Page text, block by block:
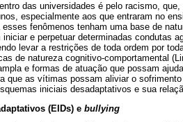
das universidades é pelo racismo,
especialmente aos que entraram no
fenômenos tenham uma base de
iniciar e perpetuar determinadas condutas
levar a restrições de toda ordem por
de natureza cognitivo-comportamental
e formas de atuação que possam
que as vítimas possam aliviar o
iniciais desadaptativos e sua
(EIDs) e bullying